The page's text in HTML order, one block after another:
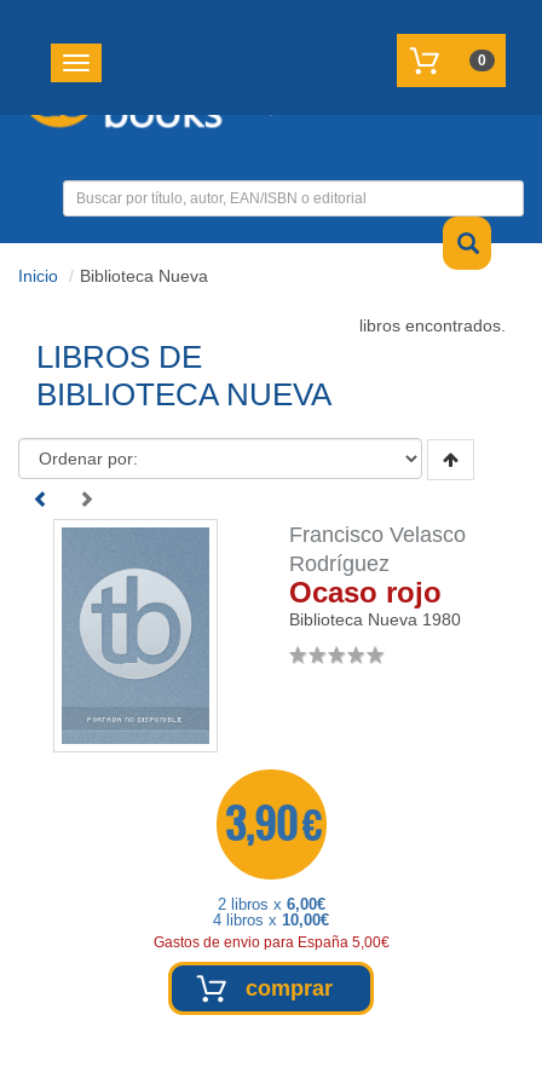
Toggle navigation 0
Inicio Biblioteca Nueva
libros encontrados.
LIBROS DE
BIBLIOTECA NUEVA
Francisco Velasco
Rodríguez
Ocaso rojo
Biblioteca Nueva 1980
3,90 €
2 libros x 6,00€
4 libros x 10,00€
Gastos de envio para España 5,00€
comprar